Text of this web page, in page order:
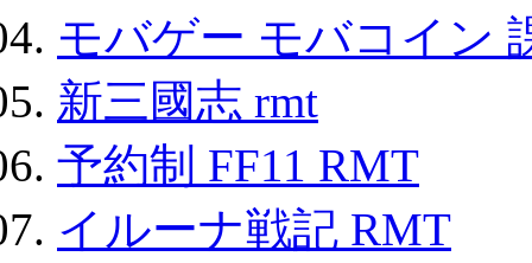
モバゲー モバコイン
新三國志 rmt
予約制 FF11 RMT
イルーナ戦記 RMT